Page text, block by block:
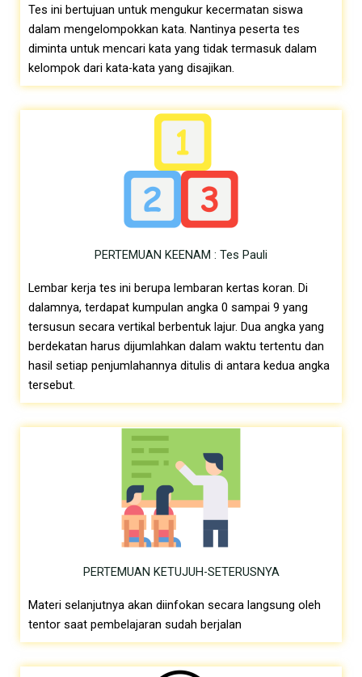
Tes ini bertujuan untuk mengukur kecermatan siswa
dalam mengelompokkan kata. Nantinya peserta tes
diminta untuk mencari kata yang tidak termasuk dalam
kelompok dari kata-kata yang disajikan.
PERTEMUAN KEENAM : Tes Pauli
Lembar kerja tes ini berupa lembaran kertas koran. Di
dalamnya, terdapat kumpulan angka 0 sampai 9 yang
tersusun secara vertikal berbentuk lajur. Dua angka yang
berdekatan harus dijumlahkan dalam waktu tertentu dan
hasil setiap penjumlahannya ditulis di antara kedua angka
tersebut.
PERTEMUAN KETUJUH-SETERUSNYA
Materi selanjutnya akan diinfokan secara langsung oleh
tentor saat pembelajaran sudah berjalan